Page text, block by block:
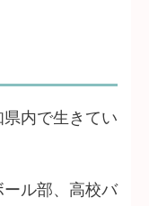
内で生きてい
ル部、高校バ